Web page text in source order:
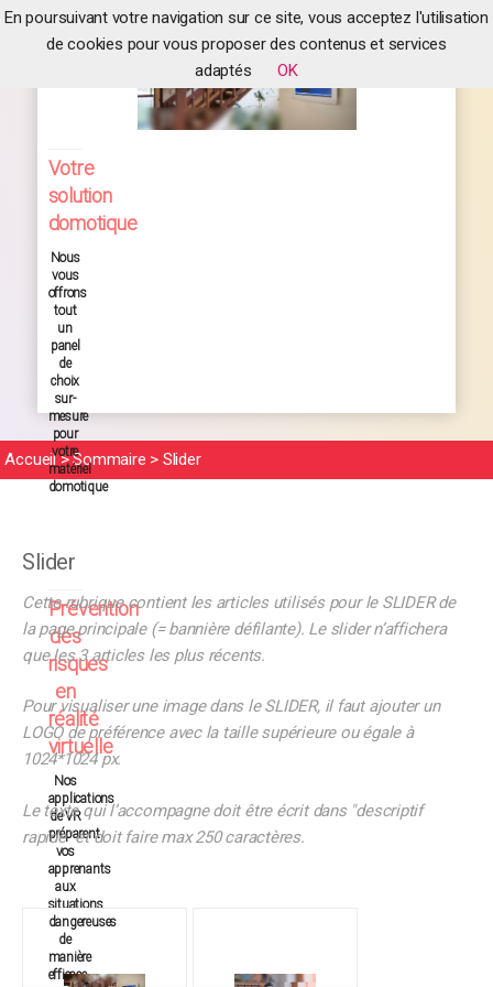
Votre
solution
domotique
Nous
vous
offrons
tout
un
panel
de
choix
sur-
mesure
pour
votre
matériel
domotique
Prévention
des
risques
en
réalité
virtuelle
Nos
applications
de VR
préparent
vos
apprenants
aux
situations
dangereuses
de
manière
efficace
Accueil>Sommaire > Slider
Slider
Cette rubrique contient les articles utilisés pour le SLIDER de
la page principale (= bannière défilante). Le slider n’affichera
que les 3 articles les plus récents.
Pour visualiser une image dans le SLIDER, il faut ajouter un
LOGO de préférence avec la taille supérieure ou égale à
1024*1024 px.
Le texte qui l’accompagne doit être écrit dans "descriptif
rapide" et doit faire max 250 caractères.
En poursuivant votre navigation sur ce site, vous acceptez l'utilisation
de cookies pour vous proposer des contenus et services
adaptés
OK